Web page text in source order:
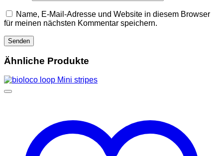
Name, E-Mail-Adresse und Website in diesem Browser
für meinen nächsten Kommentar speichern.
Ähnliche Produkte